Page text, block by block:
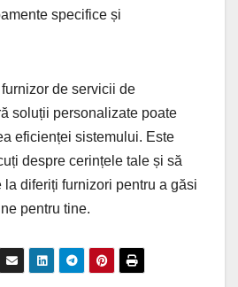
specifice și
de servicii de
soluții personalizate poate
eficienței sistemului. Este
despre cerințele tale și să
la diferiți furnizori pentru a găsi
pentru tine.